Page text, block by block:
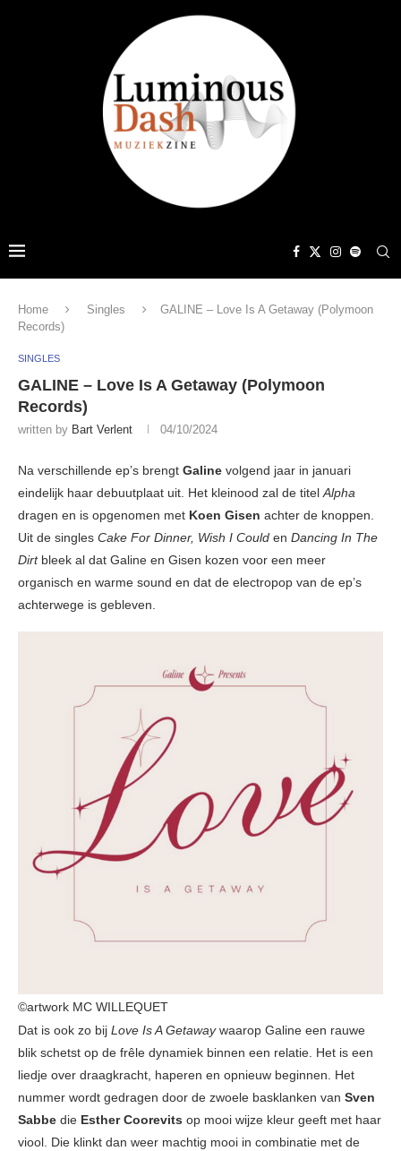
Home Singles
GALINE – Love Is A Getaway (Polymoon
Records)
SINGLES
GALINE – Love Is A Getaway (Polymoon
Records)
written by Bart Verlent 04/10/2024
Na verschillende ep’s brengt Galine volgend jaar in januari
eindelijk haar debuutplaat uit. Het kleinood zal de titelAlpha
dragen en is opgenomen met Koen Gisen achter de knoppen.
Uit de singles Cake For Dinner, Wish I Could en Dancing In The
Dirtbleek al dat Galine en Gisen kozen voor een meer
organisch en warme sound en dat de electropop van de ep’s
achterwege is gebleven.
©artwork MC WILLEQUET
Dat is ook zo bij Love Is A Getawaywaarop Galine een rauwe
blik schetst op de frêle dynamiek binnen een relatie. Het is een
liedje over draagkracht, haperen en opnieuw beginnen. Het
nummer wordt gedragen door de zwoele basklanken van Sven
Sabbe die Esther Coorevits op mooi wijze kleur geeft met haar
viool. Die klinkt dan weer machtig mooi in combinatie met de